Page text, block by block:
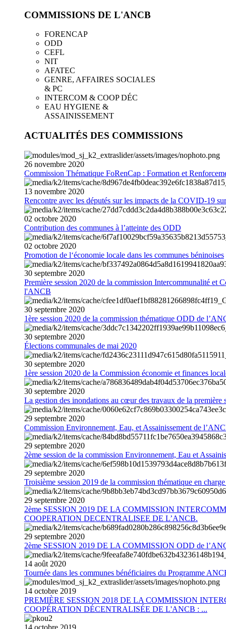
COMMISSIONS DE L'ANCB
FORENCAP
ODD
CEFL
NIT
AFATEC
GENRE, AFFAIRES SOCIALES
& PC
INTERCOM & COOP DÉC
EAU HYGIENE &
ASSAINISSEMENT
ACTUALITÉS DES COMMISSIONS
26 novembre 2020
Commission Thématique FoRenCap : Formation et
13 novembre 2020
Rencontre avec les députés sur les impacts de la COVID-19
02 octobre 2020
Contribution des communes à l’atteinte des ODD
02 octobre 2020
Promotion de l‘économie locale dans les communes béninoises
30 septembre 2020
Première session 2020 de la commission Intercommunalité et
l'ANCB
30 septembre 2020
1ère session 2020 de la commission thématique ODD de
30 septembre 2020
Élections communales de mai 2020
30 septembre 2020
1ère session 2020 de la Commission économie et finances
30 septembre 2020
La gestion des inondations au cœur des travaux de la première
29 septembre 2020
Commission Environnement, Eau, et Assainissement de
29 septembre 2020
2ème session de la commission Environnement, Eau et
29 septembre 2020
Troisième session 2019 de la commission thématique en
29 septembre 2020
2ème SESSION 2019 DE LA COMMISSION
COOPERATION DECENTRALISEE DE L’ANCB.
29 septembre 2020
2ème SESSION 2019 DE LA COMMISSION ODD de
14 août 2020
Tournée dans les communes bénéficiaires du Programme
14 octobre 2019
PREMIÈRE SESSION 2018 DE LA COMMISSION
COOPÉRATION DÉCENTRALISÉE DE L'ANCB : ...
14 octobre 2019